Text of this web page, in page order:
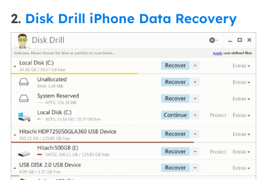
2. Disk Drill iPhone Data Recovery